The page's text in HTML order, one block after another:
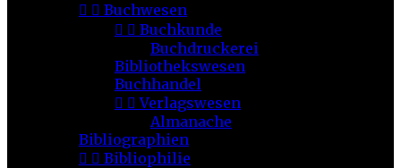
  Buchwesen
  Buchkunde
Buchdruckerei
Bibliothekswesen
Buchhandel
  Verlagswesen
Almanache
Bibliographien
  Bibliophilie